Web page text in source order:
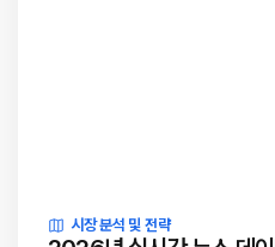
시장 분석 및 전략